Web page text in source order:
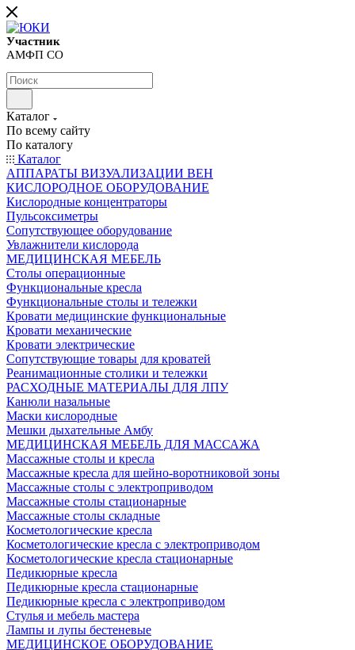
Участник
АМФП СО
Каталог
По всему сайту
По каталогу
Каталог
АППАРАТЫ ВИЗУАЛИЗАЦИИ ВЕН
КИСЛОРОДНОЕ ОБОРУДОВАНИЕ
Кислородные концентраторы
Пульсоксиметры
Сопутствующее оборудование
Увлажнители кислорода
МЕДИЦИНСКАЯ МЕБЕЛЬ
Столы операционные
Функциональные кресла
Функциональные столы и тележки
Кровати медицинские функциональные
Кровати механические
Кровати электрические
Сопутствующие товары для кроватей
Реанимационные столики и тележки
РАСХОДНЫЕ МАТЕРИАЛЫ ДЛЯ ЛПУ
Канюли назальные
Маски кислородные
Мешки дыхательные Амбу
МЕДИЦИНСКАЯ МЕБЕЛЬ ДЛЯ МАССАЖА
Массажные столы и кресла
Массажные кресла для шейно-воротниковой зоны
Массажные столы с электроприводом
Массажные столы стационарные
Массажные столы складные
Косметологические кресла
Косметологические кресла с электроприводом
Косметологические кресла стационарные
Педикюрные кресла
Педикюрные кресла стационарные
Педикюрные кресла с электроприводом
Стулья и мебель мастера
Лампы и лупы бестеневые
МЕДИЦИНСКОЕ ОБОРУДОВАНИЕ